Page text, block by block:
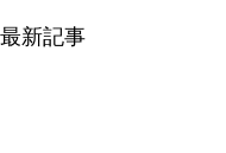
最新記事